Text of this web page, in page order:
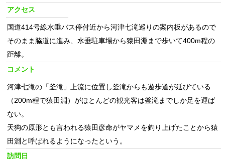
アクセス
国道414号線水垂バス停付近から河津七滝巡りの案内板があるので
そのまま脇道に進み、水垂駐車場から猿田淵まで歩いて400m程の
距離。
コメント
河津七滝の「釜滝」上流に位置し釜滝からも遊歩道が延びている
（200m程で猿田淵）がほとんどの観光客は釜滝までしか足を運ば
ない。
天狗の原形とも言われる猿田彦命がヤマメを釣り上げたことから猿
田淵と呼ばれるようになったという。
訪問日